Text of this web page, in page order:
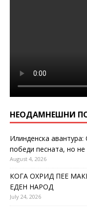
НЕОДАМНЕШНИ
Илинденска
победи песната, но
August 4, 2026
КОГА ОХРИД ПЕЕ
ЕДЕН НАРОД
July 24, 2026